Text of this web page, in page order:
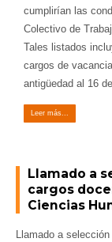
cumplirían las
Colectivo de
Tales listados
cargos de
antigüedad al 16
Leer más...
Llamado a
cargos
Ciencias
Llamado a